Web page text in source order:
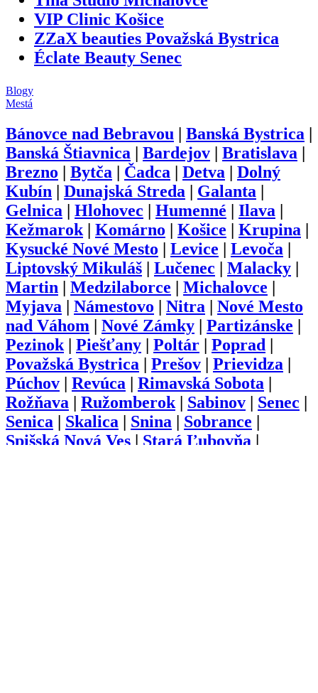
VIP Clinic Košice
ZZaX beauties Považská Bystrica
Éclate Beauty Senec
Blogy
Mestá
Bánovce nad Bebravou | Banská Bystrica |
Banská Štiavnica | Bardejov | Bratislava |
Brezno | Bytča | Čadca | Detva | Dolný
Kubín | Dunajská Streda | Galanta |
Gelnica | Hlohovec | Humenné | Ilava |
Kežmarok | Komárno | Košice | Krupina |
Kysucké Nové Mesto | Levice | Levoča |
Liptovský Mikuláš | Lučenec | Malacky |
Martin | Medzilaborce | Michalovce |
Myjava | Námestovo | Nitra | Nové Mesto
nad Váhom | Nové Zámky | Partizánske |
Pezinok | Piešťany | Poltár | Poprad |
Považská Bystrica | Prešov | Prievidza |
Púchov | Revúca | Rimavská Sobota |
Rožňava | Ružomberok | Sabinov | Senec |
Senica | Skalica | Snina | Sobrance |
Spišská Nová Ves | Stará Ľubovňa |